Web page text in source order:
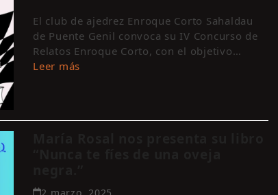
El club de ajedrez Enroque Corto Sahaldau
de Puente Genil convoca su IV Concurso de
Relatos Enroque Corto, con el objetivo…
Leer más
2 marzo, 2025